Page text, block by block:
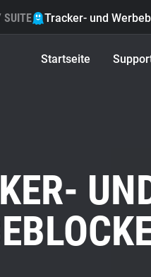
SUITE Tracker- und
Startseite